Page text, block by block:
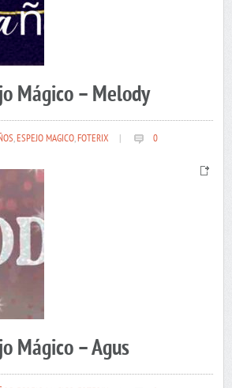
Mágico – Melody
,ESPEJO MAGICO,FOTERIX 0
Mágico – Agus